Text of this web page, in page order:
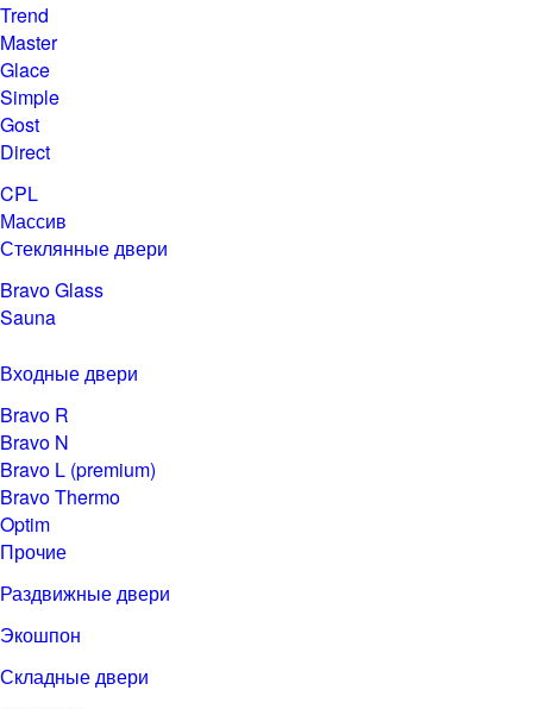
Trend
Master
Glace
Simple
Gost
Direct
CPL
Массив
Стеклянные двери
Bravo Glass
Sauna
Входные двери
Bravo R
Bravo N
Bravo L (premium)
Bravo Thermo
Optim
Прочие
Раздвижные двери
Экошпон
Складные двери